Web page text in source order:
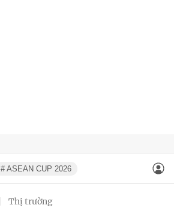
# ASEAN CUP 2026
Thị trường